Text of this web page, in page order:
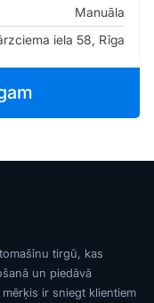
Manuāla
iela 58, Rīga
tirgū, kas
un piedāvā
ir sniegt klientiem